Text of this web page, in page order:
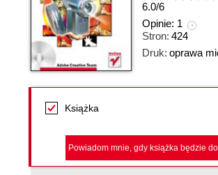
6.0/6
Opinie: 1
Stron: 424
Druk: oprawa
Książka
Powiadom mnie, gdy książka będzie